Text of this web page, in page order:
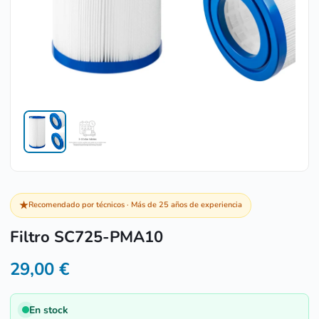
★Recomendado por técnicos · Más de 25 años de experiencia
Filtro SC725-PMA10
29,00 €
En stock